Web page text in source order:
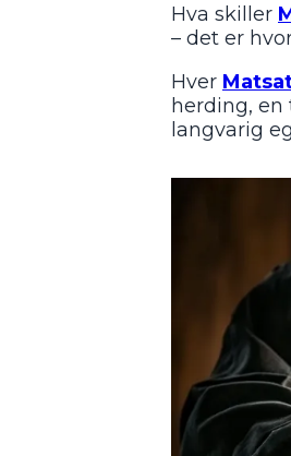
Hva skiller
– det er
Hver
herding,
langvarig